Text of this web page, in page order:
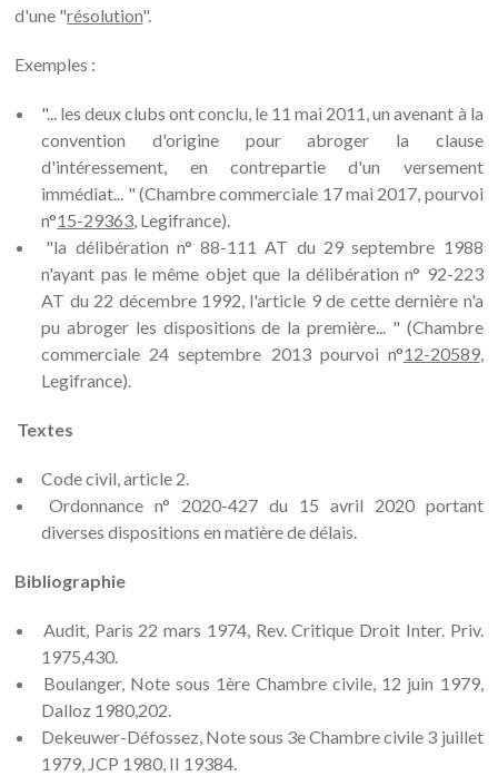
d'une "résolution".
Exemples :
"... les deux clubs ont conclu, le 11 mai 2011, un avenant à la
convention d'origine pour abroger la clause
d'intéressement, en contrepartie d'un versement
immédiat... " (Chambre commerciale 17 mai 2017, pourvoi
n°15-29363, Legifrance).
"la délibération n° 88-111 AT du 29 septembre 1988
n'ayant pas le même objet que la délibération n° 92-223
AT du 22 décembre 1992, l'article 9 de cette dernière n'a
pu abroger les dispositions de la première... " (Chambre
commerciale 24 septembre 2013 pourvoi n°12-20589,
Legifrance).
Textes
Code civil, article 2.
Ordonnance n° 2020-427 du 15 avril 2020 portant
diverses dispositions en matière de délais.
Bibliographie
Audit, Paris 22 mars 1974, Rev. Critique Droit Inter. Priv.
1975,430.
Boulanger, Note sous 1ère Chambre civile, 12 juin 1979,
Dalloz 1980,202.
Dekeuwer-Défossez, Note sous 3e Chambre civile 3 juillet
1979, JCP 1980, II 19384.